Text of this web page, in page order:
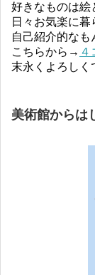
好きなものは絵
日々お気楽に暮
自己紹介的なも
こちらから→ ４
末永くよろしく
美術館からは